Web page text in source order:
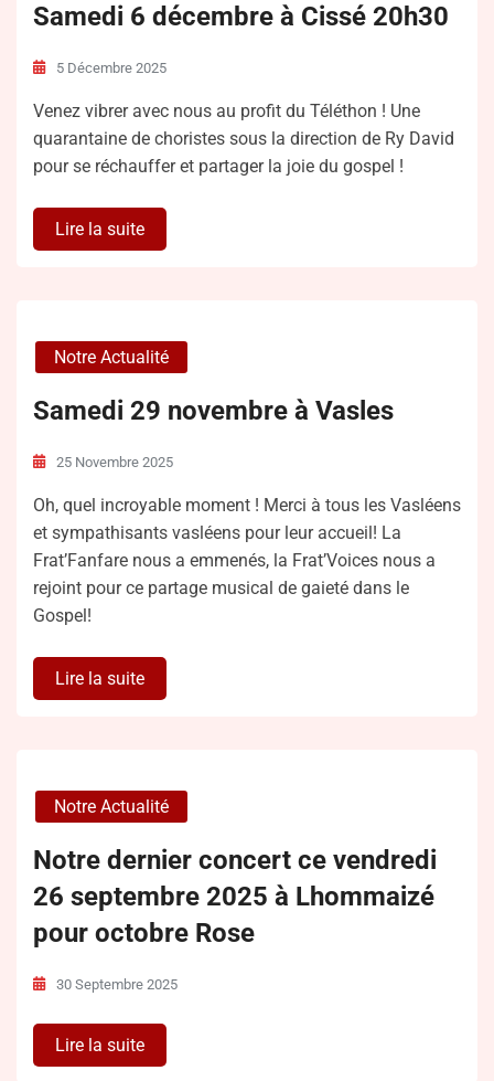
Samedi 6 décembre à Cissé 20h30
5 Décembre 2025
Venez vibrer avec nous au profit du Téléthon ! Une
quarantaine de choristes sous la direction de Ry David
pour se réchauffer et partager la joie du gospel !
Lire la suite
Notre Actualité
Samedi 29 novembre à Vasles
25 Novembre 2025
Oh, quel incroyable moment ! Merci à tous les Vasléens
et sympathisants vasléens pour leur accueil! La
Frat’Fanfare nous a emmenés, la Frat’Voices nous a
rejoint pour ce partage musical de gaieté dans le
Gospel!
Lire la suite
Notre Actualité
Notre dernier concert ce vendredi
26 septembre 2025 à Lhommaizé
pour octobre Rose
30 Septembre 2025
Lire la suite